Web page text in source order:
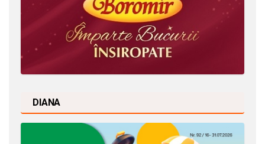
DIANA